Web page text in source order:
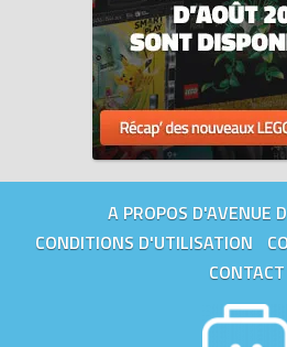
A PROPOS D'AVENUE
CONDITIONS D'UTILISATION
CONTACT